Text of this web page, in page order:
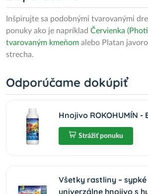
Inšpirujte sa podobnými tvarovanými
ponuky ako je napríklad Červienka
tvarovaným kmeňom alebo Platan
strecha.
Odporúčame dokúpiť
Hnojivo ROKOHUMÍN -
Strážiť ponuku
Všetky rastliny –
univerzálne hnojivo s